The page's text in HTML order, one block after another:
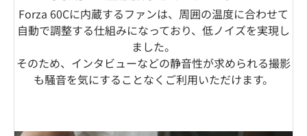
Forza 60Cに内蔵するファンは、周囲の温度に合わせて
自動で調整する仕組みになっており、低ノイズを実現し
ました。
そのため、インタビューなどの静音性が求められる撮影
も騒音を気にすることなくご利用いただけます。